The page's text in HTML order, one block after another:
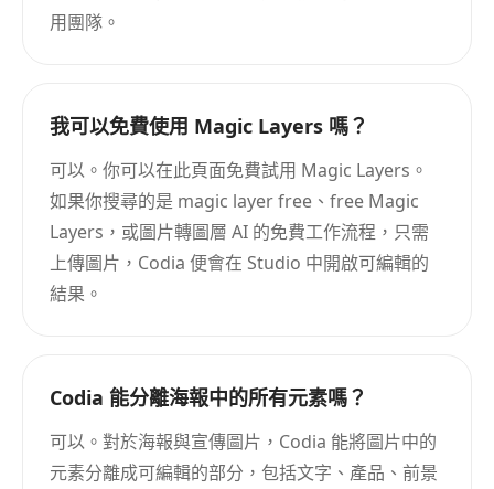
用團隊。
我可以免費使用 Magic Layers 嗎？
可以。你可以在此頁面免費試用 Magic Layers。
如果你搜尋的是 magic layer free、free Magic
Layers，或圖片轉圖層 AI 的免費工作流程，只需
上傳圖片，Codia 便會在 Studio 中開啟可編輯的
結果。
Codia 能分離海報中的所有元素嗎？
可以。對於海報與宣傳圖片，Codia 能將圖片中的
元素分離成可編輯的部分，包括文字、產品、前景